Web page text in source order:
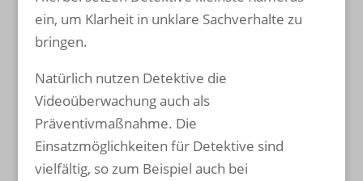
ein, um Klarheit in unklare Sachverhalte zu
bringen.
Natürlich nutzen Detektive die
Videoüberwachung auch als
Präventivmaßnahme. Die
Einsatzmöglichkeiten für Detektive sind
vielfältig, so zum Beispiel auch bei